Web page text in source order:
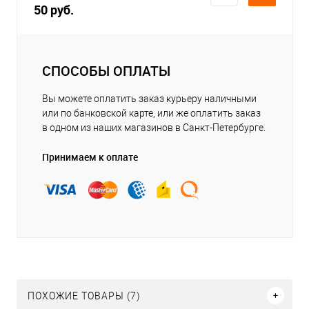
50 руб.
СПОСОБЫ ОПЛАТЫ
Вы можете оплатить заказ курьеру наличными
или по банковской карте, или же оплатить заказ
в одном из наших магазинов в Санкт-Петербурге.
Принимаем к оплате
ПОХОЖИЕ ТОВАРЫ (7)